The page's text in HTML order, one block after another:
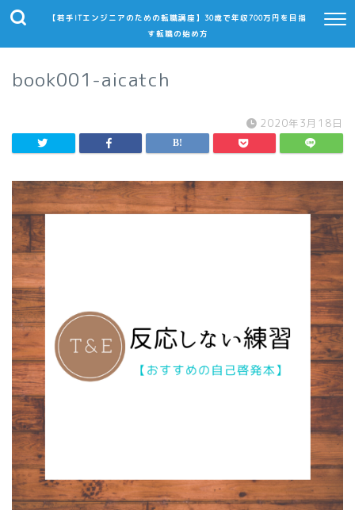
【若手ITエンジニアのための転職講座】30歳で年収700万円を目指
す転職の始め方
book001-aicatch
2020年3月18日